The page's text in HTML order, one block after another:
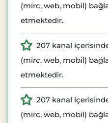
(mirc, web, mobil)
etmektedir.
207 kanal
(mirc, web, mobil)
etmektedir.
207 kanal
(mirc, web, mobil)